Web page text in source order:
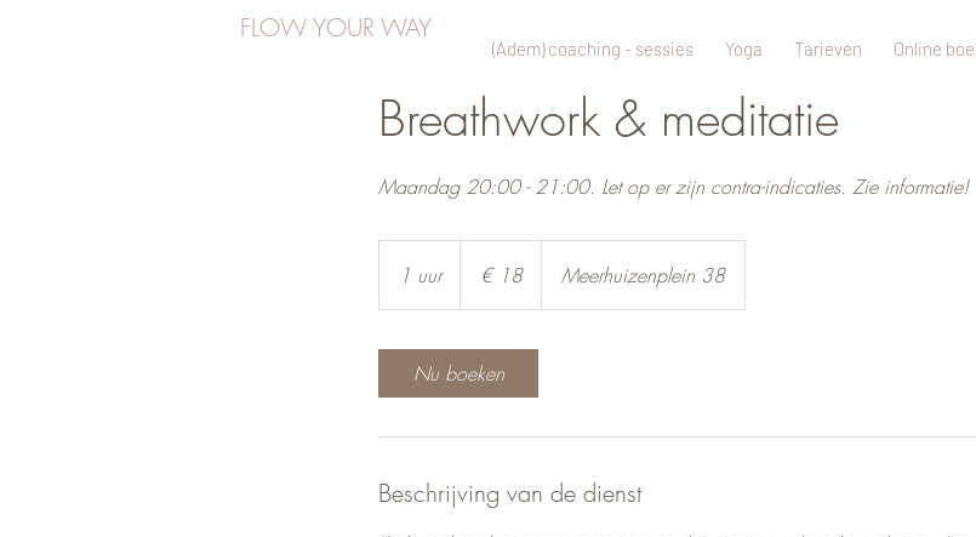
FLOW YOUR WAY
(Adem) coaching - sessies Yoga Tarieven Online
Breathwork & meditatie
Maandag 20:00 - 21:00. Let op er zijn contra-indicaties. Zie informatie!
1 uur1
u
€ 18 Meerhuizenplein 38
Nu boeken
Beschrijving van de dienst